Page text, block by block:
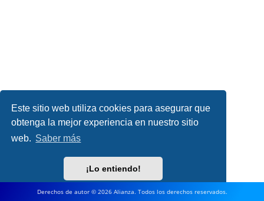
Este sitio web utiliza cookies para asegurar que
obtenga la mejor experiencia en nuestro sitio
web. Saber más
¡Lo entiendo!
Derechos de autor © 2026 Alianza. Todos los derechos reservados.